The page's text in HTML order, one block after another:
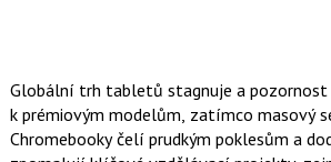
Globální trh tabletů stagnuje a pozornost
k prémiovým modelům, zatímco masový
Chromebooky čelí prudkým poklesům a